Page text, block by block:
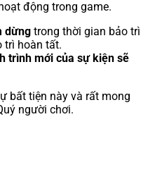
động trong game.
dừng trong thời gian bảo trì
trì hoàn tất.
trình mới của sự kiện sẽ
bất tiện này và rất mong
người chơi.